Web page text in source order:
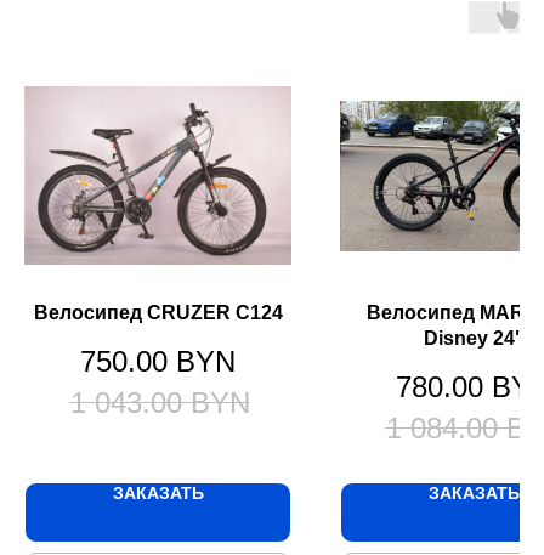
Велосипед CRUZER C124
750.00 BYN
1 043.00 BYN
ЗАКАЗАТЬ
Велосипед
Disney 24"
780.00
1 084.00
ЗАКАЗАТЬ